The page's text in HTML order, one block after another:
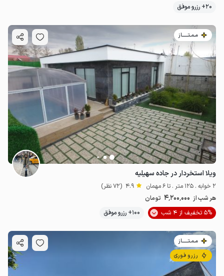
20+ رزرو موفق
مـمـتــــــاز
ویلا استخردار در جاده سهیلیه
2 خوابه . 125 متر . تا 6 مهمان 4.9 (72 نظر)
هر شب از 4٬200٬000 تومان
5% تخفیف از 4 شب
100+ رزرو موفق
مـمـتــــــاز
رزرو فوری